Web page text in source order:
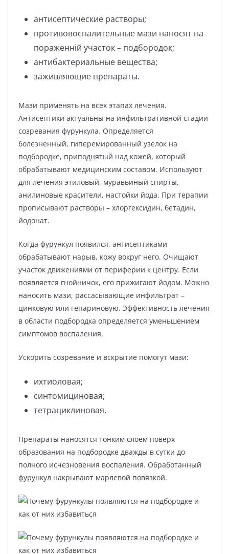
антисептические растворы;
противовоспалительные мази наносят на
пораженній участок – подбородок;
антибактериальные вещества;
заживляющие препараты.
Мази применять на всех этапах лечения.
Антисептики актуальны на инфильтративной стадии
созревания фурункула. Определяется
болезненный, гиперемированный узелок на
подбородке, приподнятый над кожей, который
обрабатывают медицинским составом. Используют
для лечения этиловый, муравьиный спирты,
анилиновые красители, настойки йода. При терапии
прописывают растворы – хлоргексидин, бетадин,
йодонат.
Когда фурункул появился, антисептиками
обрабатывают нарыв, кожу вокруг него. Очищают
участок движениями от периферии к центру. Если
появляется гнойничок, его прижигают йодом. Можно
наносить мази, рассасывающие инфильтрат –
цинковую или гепариновую. Эффективность лечения
в области подбородка определяется уменьшением
симптомов воспаления.
Ускорить созревание и вскрытие помогут мази:
ихтиоловая;
синтомициновая;
тетрациклиновая.
Препараты наносятся тонким слоем поверх
образования на подбородке дважды в сутки до
полного исчезновения воспаления. Обработанный
фурункул накрывают марлевой повязкой.